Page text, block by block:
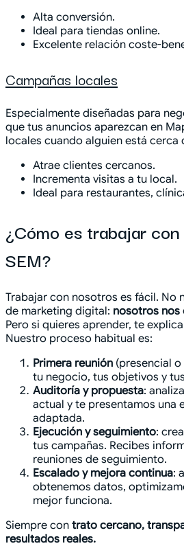
Alta conversión.
Ideal para tiendas online.
Excelente relación coste-
Campañas locales
Especialmente diseñadas para
que tus anuncios aparezcan en
locales cuando alguien está
Atrae clientes cercanos.
Incrementa visitas a tu local.
Ideal para restaurantes,
¿Cómo es trabajar
SEM?
Trabajar con nosotros es fácil. No
de marketing digital: nosotros nos
Pero si quieres aprender, te
Nuestro proceso habitual es:
Primera reunión (presencial
tu negocio, tus objetivos y
Auditoría y propuesta:
actual y te presentamos una
adaptada.
Ejecución y seguimiento:
tus campañas. Recibes
reuniones de seguimiento.
Escalado y mejora continua:
obtenemos datos,
mejor funciona.
Siempre con trato cercano,
resultados reales.